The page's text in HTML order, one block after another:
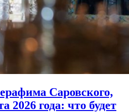
Саровского,
2026 года: что будет